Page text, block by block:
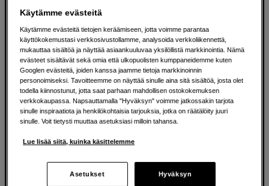
Kameralevy BD700 Nikon D700:lle
Really Right Stuff Kameralevy BD700 Nikon D700:lle
Käytämme evästeitä
Käytämme evästeitä tietojen keräämiseen, jotta voimme parantaa
käyttökokemustasi verkkosivustollamme, analysoida verkkoliikennettä,
mukauttaa sisältöä ja näyttää asiaankuuluvaa yksilöllistä markkinointia. Nämä
evästeet sisältävät sekä omia että ulkopuolisten kumppaneidemme kuten
Googlen evästeitä, joiden kanssa jaamme tietoja markkinoinnin
personoimiseksi. Tavoitteemme on näyttää sinulle aina sitä sisältöä, josta olet
todella kiinnostunut, jotta saat parhaan mahdollisen ostokokemuksen
verkkokaupassa. Napsauttamalla "Hyväksyn" voimme jatkossakin tarjota
sinulle inspiraatiota ja henkilökohtaisia tarjouksia, jotka on räätälöity juuri
sinulle. Voit tietysti muuttaa asetuksiasi milloin tahansa.
Lue lisää siitä, kuinka käsittelemme
Asetukset Hyväksyn